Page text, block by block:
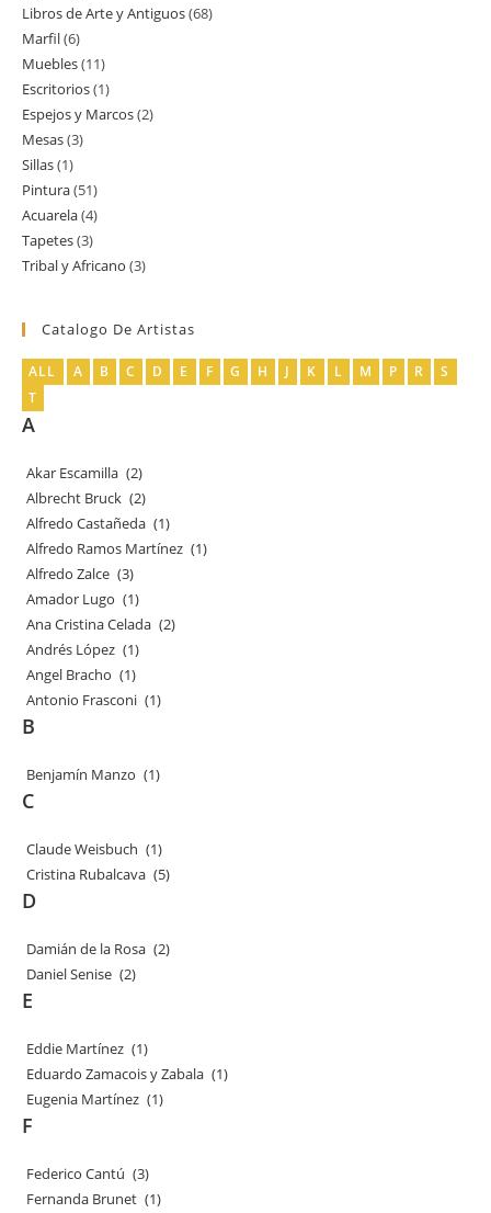
productos
Libros de Arte y Antiguos 6868
Marfil 66
productos
Muebles 1111
productos
Escritorios 11
producto
Espejos y Marcos 22
Mesas 33
Sillas 11
producto
Pintura 5151
productos
Acuarela 44
productos
Tapetes 33
productos
Tribal y Africano 33
Catalogo De Artistas
ALL A B C D E F G H J K L M P R
S
T
A
Akar Escamilla (2)
Albrecht Bruck (2)
Alfredo Castañeda (1)
Alfredo Ramos Martínez (1)
Alfredo Zalce (3)
Amador Lugo (1)
Ana Cristina Celada (2)
Andrés López (1)
Angel Bracho (1)
Antonio Frasconi (1)
B
Benjamín Manzo (1)
C
Claude Weisbuch (1)
Cristina Rubalcava (5)
D
Damián de la Rosa (2)
Daniel Senise (2)
E
Eddie Martínez (1)
Eduardo Zamacois y Zabala (1)
Eugenia Martínez (1)
F
Federico Cantú (3)
Fernanda Brunet (1)